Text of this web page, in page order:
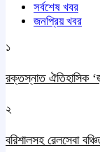
সর্বশেষ খবর
জনপ্রিয় খবর
১
রক্তস্নাত ঐতিহাসিক
২
বরিশালসহ রেলসেবা